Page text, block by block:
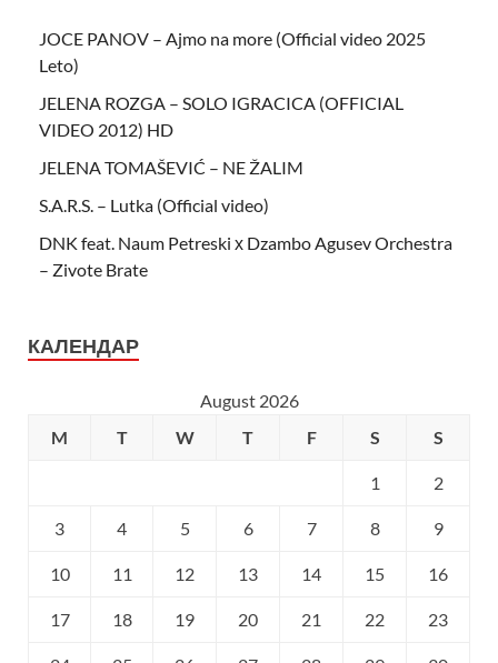
JOCE PANOV – Ajmo na more (Official video 2025
Leto)
JELENA ROZGA – SOLO IGRACICA (OFFICIAL
VIDEO 2012) HD
JELENA TOMAŠEVIĆ – NE ŽALIM
S.A.R.S. – Lutka (Official video)
DNK feat. Naum Petreski х Dzambo Agusev Orchestra
– Zivote Brate
КАЛЕНДАР
August 2026
M
T W T F S S
1 2
3 4 5 6 7 8 9
10 11 12 13 14 15 16
17 18 19 20 21 22 23